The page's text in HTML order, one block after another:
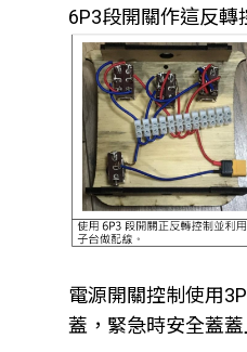
6P3段開關作這反轉
電源開關控制使用
蓋，緊急時安全蓋蓋